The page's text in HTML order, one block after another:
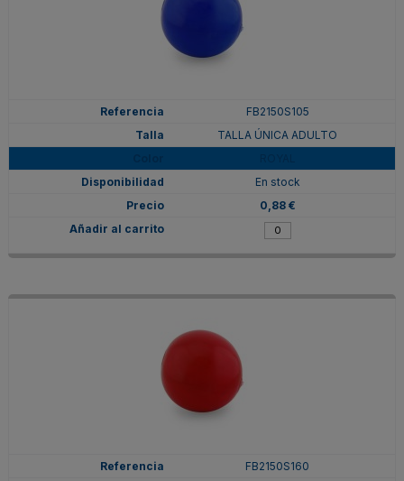
FB2150S105
TALLA ÚNICA ADULTO
En stock
0,88 €
FB2150S160